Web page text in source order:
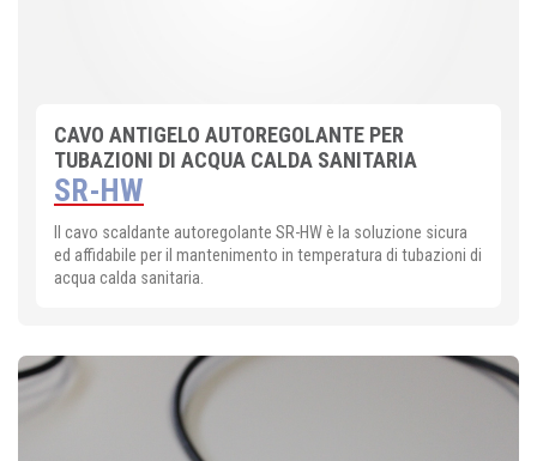
CAVO ANTIGELO AUTOREGOLANTE PER
TUBAZIONI DI ACQUA CALDA SANITARIA
SR-HW
Il cavo scaldante autoregolante SR-HW è la soluzione sicura
ed affidabile per il mantenimento in temperatura di tubazioni di
acqua calda sanitaria.